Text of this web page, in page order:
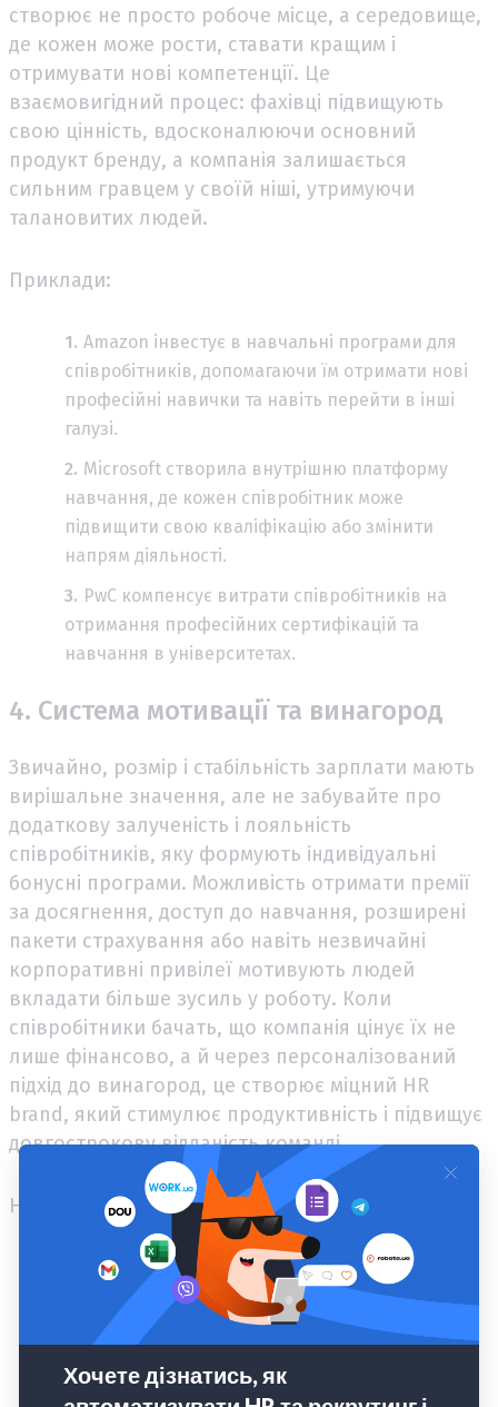
створює не просто робоче місце, а середовище,
де кожен може рости, ставати кращим і
отримувати нові компетенції. Це
взаємовигідний процес: фахівці підвищують
свою цінність, вдосконалюючи основний
продукт бренду, а компанія залишається
сильним гравцем у своїй ніші, утримуючи
талановитих людей.
Приклади:
Amazon інвестує в навчальні програми для
співробітників, допомагаючи їм отримати нові
професійні навички та навіть перейти в інші
галузі.
Microsoft створила внутрішню платформу
навчання, де кожен співробітник може
підвищити свою кваліфікацію або змінити
напрям діяльності.
PwC компенсує витрати співробітників на
отримання професійних сертифікацій та
навчання в університетах.
4. Система мотивації та винагород
Звичайно, розмір і стабільність зарплати мають
вирішальне значення, але не забувайте про
додаткову залученість і лояльність
співробітників, яку формують індивідуальні
бонусні програми. Можливість отримати премії
за досягнення, доступ до навчання, розширені
пакети страхування або навіть незвичайні
корпоративні привілеї мотивують людей
вкладати більше зусиль у роботу. Коли
співробітники бачать, що компанія цінує їх не
лише фінансово, а й через персоналізований
підхід до винагород, це створює міцний HR
brand, який стимулює продуктивність і підвищує
довгострокову відданість команді.
Наприклад:
Airbnb пропонує співробітникам річний
бюджет на подорожі, який вони можуть
використати для бронювання житла на
Facebook (Meta) надає додаткові виплати